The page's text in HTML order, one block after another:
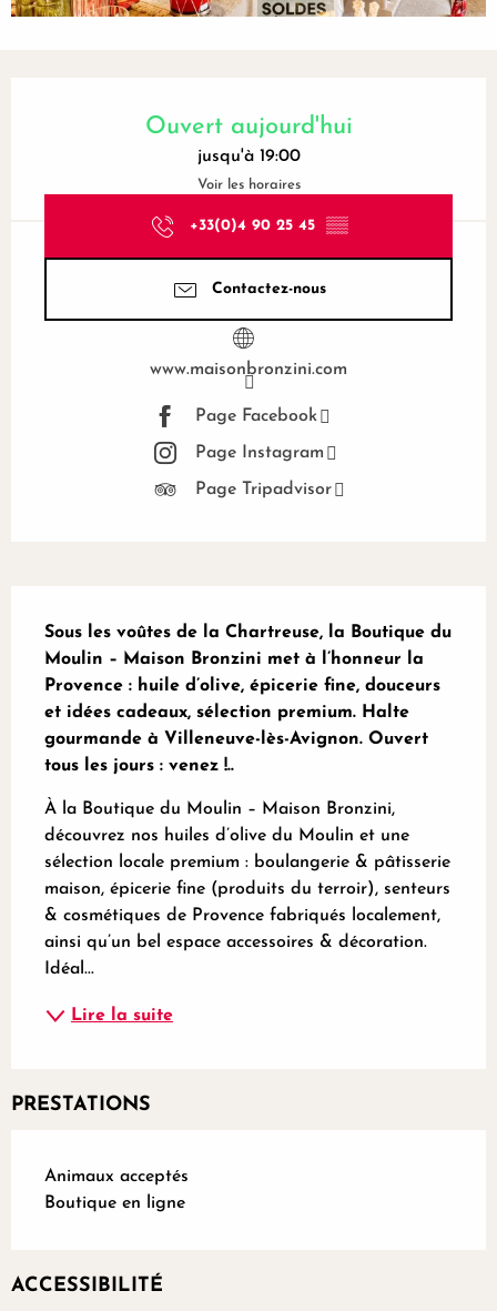
Ouvert aujourd'hui
jusqu'à 19:00
Voir les horaires
+33(0)4 90 25 45 ▒▒
Contactez-nous
www.maisonbronzini.com
Page Facebook
Page Instagram
Page Tripadvisor
Sous les voûtes de la Chartreuse, la Boutique du
Moulin – Maison Bronzini met à l’honneur la
Provence : huile d’olive, épicerie fine, douceurs
et idées cadeaux, sélection premium. Halte
gourmande à Villeneuve-lès-Avignon. Ouvert
tous les jours : venez !..
À la Boutique du Moulin – Maison Bronzini,
découvrez nos huiles d’olive du Moulin et une
sélection locale premium : boulangerie & pâtisserie
maison, épicerie fine (produits du terroir), senteurs
& cosmétiques de Provence fabriqués localement,
ainsi qu’un bel espace accessoires & décoration.
Idéal...
Lire la suite
PRESTATIONS
Animaux acceptés
Boutique en ligne
ACCESSIBILITÉ